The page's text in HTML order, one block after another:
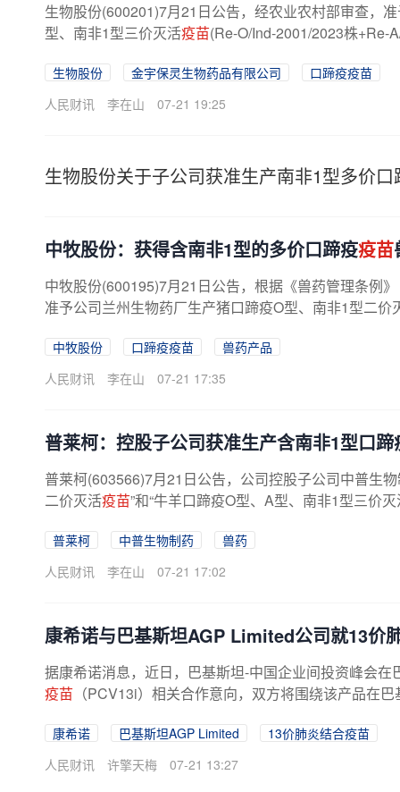
生物股份(600201)7月21日公告，经农业农村部审查，
型、南非1型三价灭活疫苗(Re-O/Ind-2001/2023株+Re-
生物股份 金宇保灵生物药品有限公司
口蹄疫疫苗
人民财讯
李在山 07-21 19:25
生物股份关于子公司获准生产南非1型多价口
中牧股份：获得含南非1型的多价口蹄疫疫苗
中牧股份(600195)7月21日公告，根据《兽药管理条例
准予公司兰州生物药厂生产猪口蹄疫O型、南非1型二价
中牧股份 口蹄疫疫苗
兽药产品
人民财讯
李在山 07-21 17:35
普莱柯：控股子公司获准生产含南非1型口蹄
普莱柯(603566)7月21日公告，公司控股子公司中普生
二价灭活疫苗”和“牛羊口蹄疫O型、A型、南非1型三价
普莱柯 中普生物制药
兽药
人民财讯
李在山 07-21 17:02
康希诺与巴基斯坦AGP Limited公司就13价
据康希诺消息，近日，巴基斯坦-中国企业间投资峰会
疫苗 （PCV13i）相关合作意向，双方将围绕该产品在
康希诺 巴基斯坦AGP Limited
13价肺炎结合疫苗
人民财讯
许擎天梅 07-21 13:27